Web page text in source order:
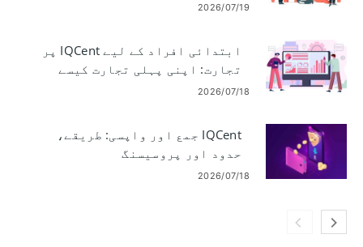
عملدرآمد اور رسک
2026/07/19
ابتدائی افراد کے لیے IQCent پر
تجارت: اپنی پہلی تجارت کیسے
کریں۔
2026/07/18
IQCent جمع اور واپسی: طریقے،
حدود اور پروسیسنگ
2026/07/18